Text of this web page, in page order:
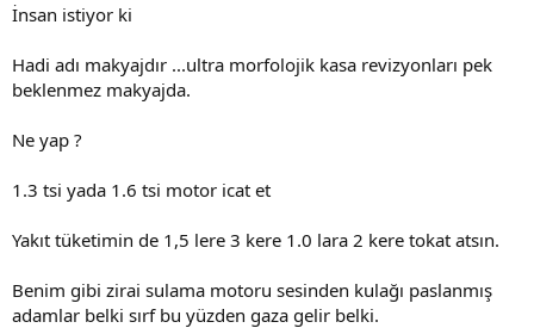
İnsan istiyor ki
Hadi adı makyajdır ...ultra morfolojik kasa revizyonları pek
beklenmez makyajda.
Ne yap ?
1.3 tsi yada 1.6 tsi motor icat et
Yakıt tüketimin de 1,5 lere 3 kere 1.0 lara 2 kere tokat atsın.
Benim gibi zirai sulama motoru sesinden kulağı paslanmış
adamlar belki sırf bu yüzden gaza gelir belki.